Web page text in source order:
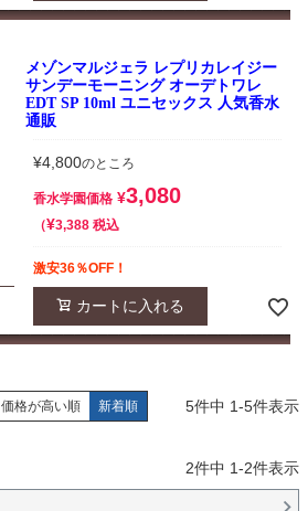
メゾンマルジェラ レプリカレイジー
サンデーモーニング オーデトワレ
EDT SP 10ml ユニセックス 人気香水
通販
¥4,800のところ
香水学園価格 ¥3,080
¥3,388 税込
激安36％OFF！
カートに入れる
価格が高い順 新着順 5件中 1-5件表示
2件中 1-2件表示